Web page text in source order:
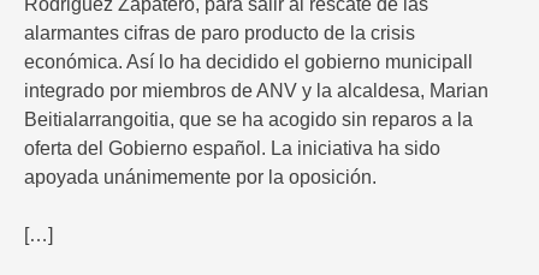
Rodriguez Zapatero, para salir al rescate de las
alarmantes cifras de paro producto de la crisis
económica. Así lo ha decidido el gobierno municipall
integrado por miembros de ANV y la alcaldesa, Marian
Beitialarrangoitia, que se ha acogido sin reparos a la
oferta del Gobierno español. La iniciativa ha sido
apoyada unánimemente por la oposición.
[…]